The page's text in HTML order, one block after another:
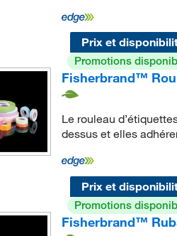
Prix et
Promotions
Fisherbrand™
Le rouleau
dessus et elles
Prix et
Promotions
Fisherbrand™